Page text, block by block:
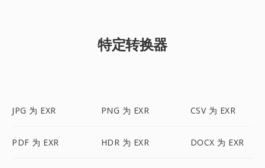
特定转换器
JPG 为 EXR PNG 为 EXR CSV 为 EXR
PDF 为 EXR HDR 为 EXR DOCX 为 EXR